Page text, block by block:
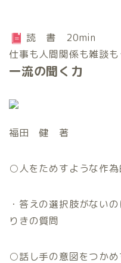
読 書 20min
仕事も人間関係も雑談も
一流の聞く力
福田 健 著
○人をためすような作
・答えの選択肢がない
りきの質問
○話し手の意図をつか